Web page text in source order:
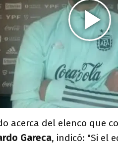
acerca del elenco que
Gareca, indicó: "Si el